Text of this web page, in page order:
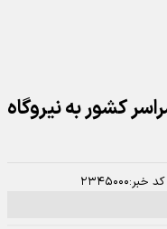
در سراسر کشور به نیروگاه
کد خبر:۲۳۴۵۰۰۰